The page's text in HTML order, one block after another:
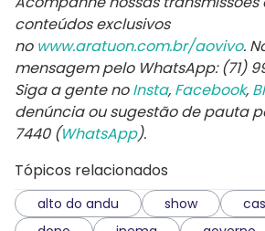
conteúdos exclusivos
no www.aratuon.com.br/aovivo.
mensagem pelo WhatsApp: (71)
Siga a gente noInsta, Facebook,
denúncia ou sugestão de pauta
7440 (WhatsApp).
Tópicos relacionados
alto do andu show